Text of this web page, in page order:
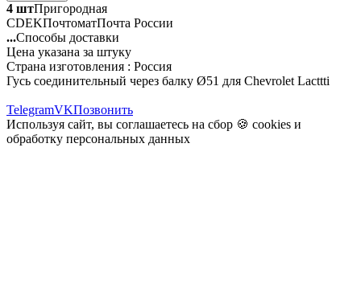
4 штПригородная
CDEKПочтоматПочта России
...Способы доставки
Цена указана за штуку
Страна изготовления : Россия
Гусь соединительный через балку Ø51 для Chevrolet Lacttti
TelegramVKПозвонить
Используя сайт, вы соглашаетесь на сбор 🍪 cookies и
обработку персональных данных